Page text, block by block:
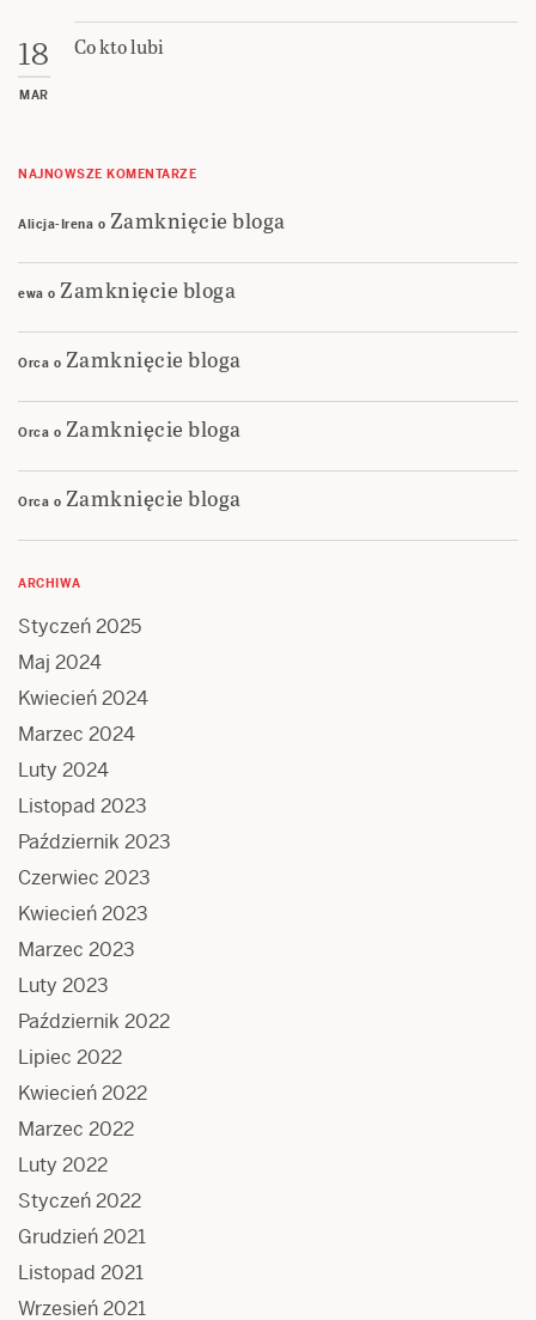
18
MAR
Co kto lubi
NAJNOWSZE KOMENTARZE
Alicja-Irena o Zamknięcie bloga
ewa o Zamknięcie bloga
Orca o Zamknięcie bloga
Orca o Zamknięcie bloga
Orca o Zamknięcie bloga
ARCHIWA
Styczeń 2025
Maj 2024
Kwiecień 2024
Marzec 2024
Luty 2024
Listopad 2023
Październik 2023
Czerwiec 2023
Kwiecień 2023
Marzec 2023
Luty 2023
Październik 2022
Lipiec 2022
Kwiecień 2022
Marzec 2022
Luty 2022
Styczeń 2022
Grudzień 2021
Listopad 2021
Wrzesień 2021